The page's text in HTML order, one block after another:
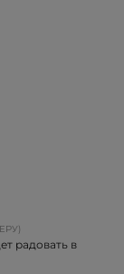
радовать в